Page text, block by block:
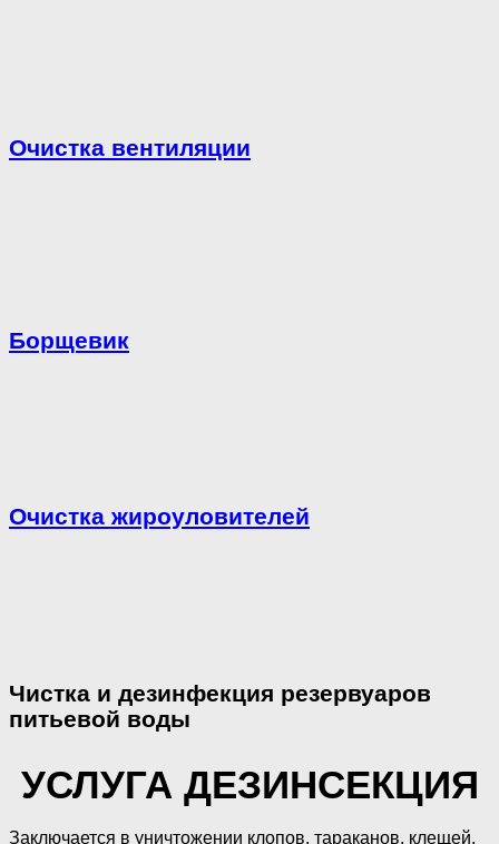
Очистка вентиляции
Борщевик
Очистка жироуловителей
Чистка и дезинфекция резервуаров
питьевой воды
УСЛУГА ДЕЗИНСЕКЦИЯ
Заключается в уничтожении клопов, тараканов, клещей,